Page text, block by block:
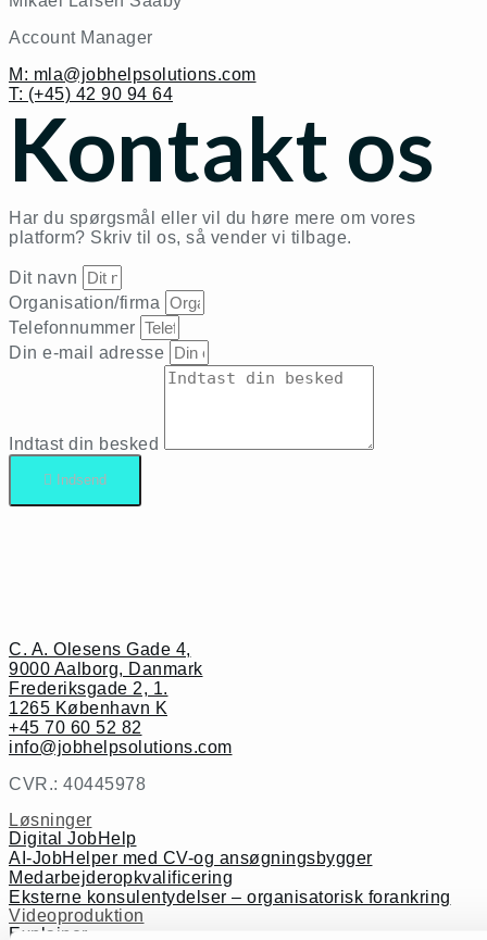
Account Manager
M: mla@jobhelpsolutions.com
T: (+45) 42 90 94 64
Kontakt os
Har du spørgsmål eller vil du høre mere om vores
platform? Skriv til os, så vender vi tilbage.
Dit navn
Organisation/firma
Telefonnummer
Din e-mail adresse
Indtast din besked
Indsend
C. A. Olesens Gade 4,
9000 Aalborg, Danmark
Frederiksgade 2, 1.
1265 København K
+45 70 60 52 82
info@jobhelpsolutions.com
CVR.: 40445978
Løsninger
Digital JobHelp
AI-JobHelper med CV-og ansøgningsbygger
Medarbejderopkvalificering
Eksterne konsulentydelser – organisatorisk forankring
Videoproduktion
Explainer